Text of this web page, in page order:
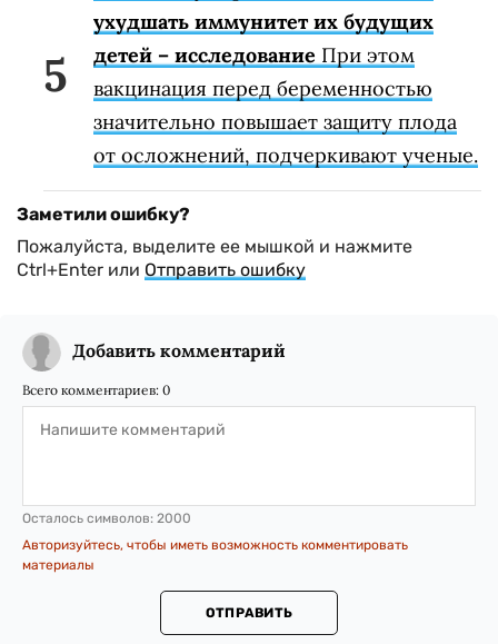
ухудшать иммунитет их будущих
детей – исследование При этом
вакцинация перед беременностью
значительно повышает защиту плода
от осложнений, подчеркивают ученые.
Заметили ошибку?
Пожалуйста, выделите ее мышкой и нажмите
Ctrl+Enter или Отправить ошибку
Добавить комментарий
Всего комментариев: 0
Осталось символов: 2000
Авторизуйтесь, чтобы иметь возможность комментировать
материалы
ОТПРАВИТЬ